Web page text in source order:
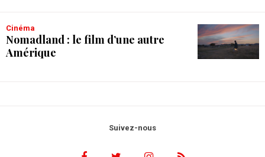
Cinéma
Nomadland : le film d’une autre
Amérique
Suivez-nous